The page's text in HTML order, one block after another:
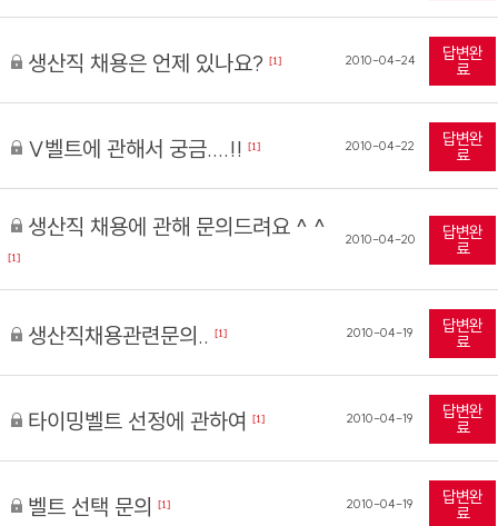
생산직 채용은 언제 있나요? [1] 2010-04-24 답변완
료
V벨트에 관해서 궁금....!! [1] 2010-04-22 답변완
료
생산직 채용에 관해 문의드려요 ^ ^
[1]
2010-04-20 답변완
료
생산직채용관련문의.. [1] 2010-04-19 답변완
료
타이밍벨트 선정에 관하여 [1] 2010-04-19 답변완
료
벨트 선택 문의 [1] 2010-04-19 답변완
료